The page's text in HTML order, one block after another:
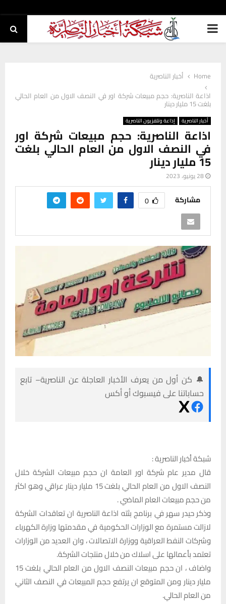
PRIMARY
Home
أخبار الناصرية
اذاعة الناصرية: حجم مبيعات شركة اور في النصف الاول من العام الحالي
بلغت 15 مليار دينار
أخبار الناصرية إذاعة وتلفزيون الناصرية
اذاعة الناصرية: حجم مبيعات شركة اور
في النصف الاول من العام الحالي بلغت
15 مليار دينار
28 يونيو، 2023
مشاركة 0
🔔 كن أول من يعرف الأخبار العاجلة عن الناصرية– تابع
حساباتنا على فيسبوك أو أكس
شبكة أخبار الناصرية :
قال مدير عام شركة اور العامة ان حجم مبيعات الشركة خلال
النصف الاول من العام الحالي بلغت 15 مليار دينار عراقي وهو اكثر
من حجم مبيعات العام الماضي .
وذكر حيدر سهر في برنامج بثته اذاعة الناصرية ان تعاقدات الشركة
لازالت مستمرة مع الوزارات الحكومية في مقدمتها وزارة الكهرباء
وشركات النفط العراقية ووزارة الاتصالات ، وان العديد من الوزارات
تعتمد بأعمالها على اسلاك من خلال منتجات الشركة.
واضاف ، ان حجم مبيعات النصف الاول من العام الحالي بلغت 15
مليار دينار ومن المتوقع ان يرتفع حجم المبيعات في النصف الثاني
من العام الحالي.